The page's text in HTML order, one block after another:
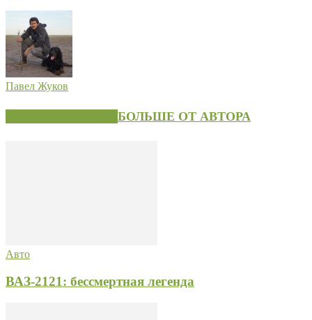
Павел Жуков
БОЛЬШЕ ОТ АВТОРА
Авто
ВАЗ-2121: бессмертная легенда